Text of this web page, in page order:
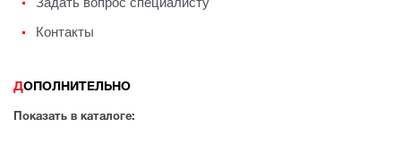
Контакты
ДОПОЛНИТЕЛЬНО
Показать в каталоге: